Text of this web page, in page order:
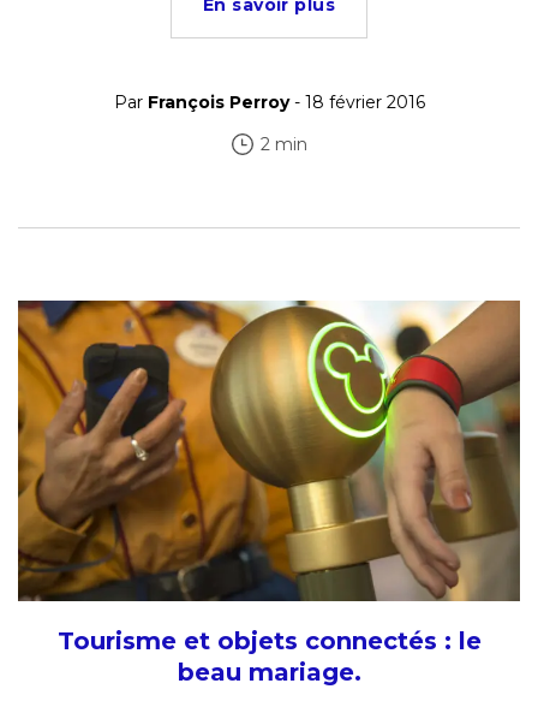
En savoir plus
Par François Perroy- 18 février 2016
2 min
Tourisme et objets connectés : le
beau mariage.